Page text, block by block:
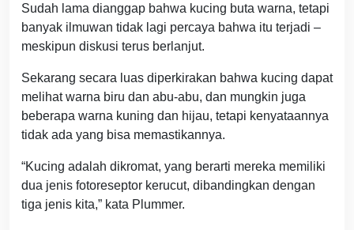
Sudah lama dianggap bahwa kucing buta warna, tetapi
banyak ilmuwan tidak lagi percaya bahwa itu terjadi –
meskipun diskusi terus berlanjut.
Sekarang secara luas diperkirakan bahwa kucing dapat
melihat warna biru dan abu-abu, dan mungkin juga
beberapa warna kuning dan hijau, tetapi kenyataannya
tidak ada yang bisa memastikannya.
“Kucing adalah dikromat, yang berarti mereka memiliki
dua jenis fotoreseptor kerucut, dibandingkan dengan
tiga jenis kita,” kata Plummer.